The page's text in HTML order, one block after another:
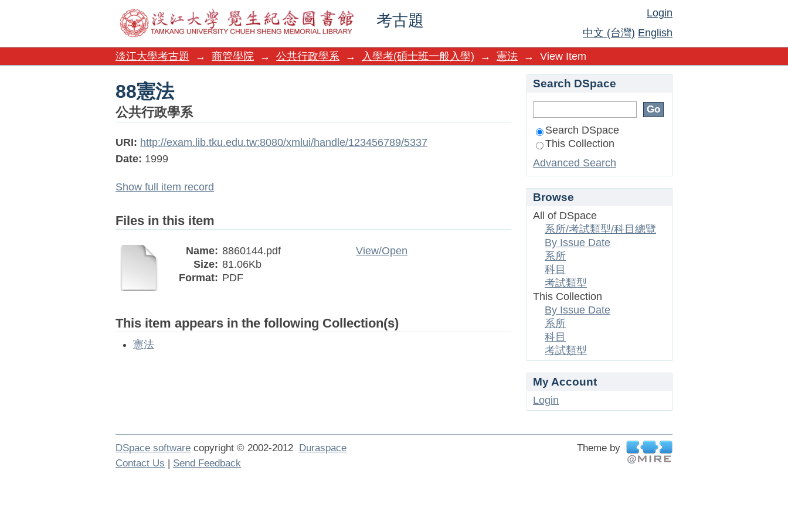
考古題
88憲法
Login
中文 (台灣) English
淡江大學考古題
→ 商管學院 → 公共行政學系 → 入學考(碩士班一般入學) → 憲法 → View Item
88憲法
公共行政學系
URI: http://exam.lib.tku.edu.tw:8080/xmlui/handle/123456789/5337
Date: 1999
Show full item record
Files in this item
Name: 8860144.pdf
Size: 81.06Kb
Format: PDF
View/Open
This item appears in the following Collection(s)
憲法
Search DSpace
Search DSpace
This Collection
Advanced Search
Browse
All of DSpace
系所/考試類型/科目總覽
By Issue Date
系所
科目
考試類型
This Collection
By Issue Date
系所
科目
考試類型
My Account
Login
DSpace software copyright © 2002-2012 Duraspace
Theme by
Contact Us | Send Feedback